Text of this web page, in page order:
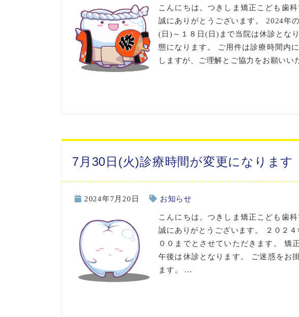
こんにちは。つきしま矯正こども歯
誠にありがとうございます。 2024年
(日)～１８日(日)まで当院は休診とな
態になります。 ご用件は診療時間内
しますが、ご理解とご協力をお願いい
7月30日(火)診療時間が変更になります
2024年7月20日 お知らせ
こんにちは。つきしま矯正こども歯
誠にありがとうございます。 ２０２
００までとさせていただきます。 矯
午後は休診となります。 ご迷惑をお
ます。 ...